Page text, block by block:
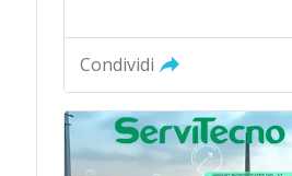
Condividi